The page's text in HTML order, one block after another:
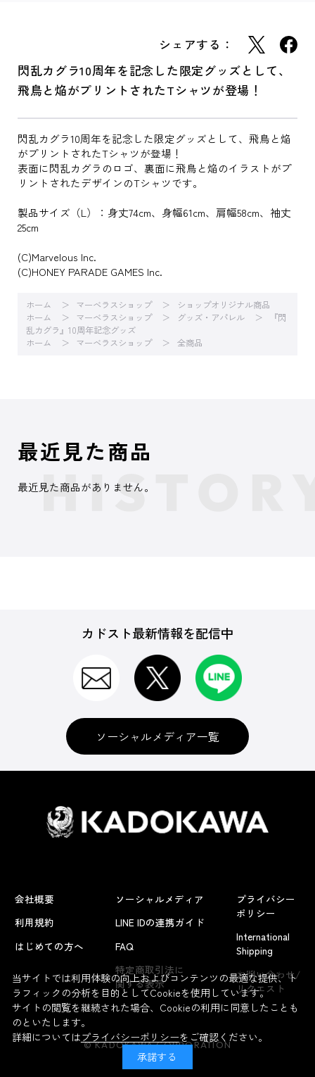
シェアする：
閃乱カグラ10周年を記念した限定グッズとして、
飛鳥と焔がプリントされたTシャツが登場！
閃乱カグラ10周年を記念した限定グッズとして、飛鳥と焔
がプリントされたTシャツが登場！
表面に閃乱カグラのロゴ、裏面に飛鳥と焔のイラストがプ
リントされたデザインのTシャツです。
製品サイズ（L）：身丈74cm、身幅61cm、肩幅58cm、袖丈
25cm
(C)Marvelous Inc.
(C)HONEY PARADE GAMES Inc.
ホーム マーベラスショップ
ショップオリジナル商品
ホーム
マーベラスショップ グッズ・アパレル
『閃
乱カグラ』10周年記念グッズ
ホーム
マーベラスショップ 全商品
よくあるお問い合わせ
最近見た商品
最近見た商品がありません。
カドスト最新情報を配信中
ソーシャルメディア一覧
会社概要
利用規約
はじめての方へ
ソーシャルメディア
LINE IDの連携ガイド
FAQ
特定商取引法に
関する表示
プライバシー
ポリシー
International
Shipping
お問い合わせ/
リクエスト
© KADOKAWA CORPORATION
当サイトでは利用体験の向上およびコンテンツの最適な提供、ト
ラフィックの分析を目的としてCookieを使用しています。
サイトの閲覧を継続された場合、Cookieの利用に同意したことも
のといたします。
詳細についてはプライバシーポリシーをご確認ください。
承諾する